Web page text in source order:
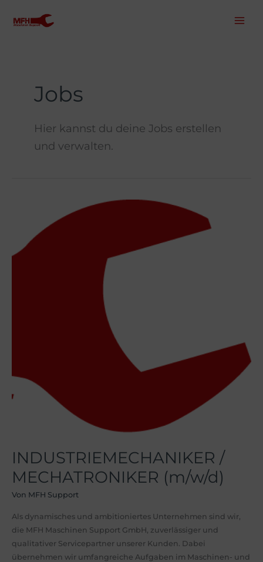
Inhalt
Jobs
Hier kannst du deine Jobs erstellen
und verwalten.
INDUSTRIEMECHANIKER /
MECHATRONIKER (m/w/d)
Von MFH Support
Als dynamisches und ambitioniertes Unternehmen sind wir,
die MFH Maschinen Support GmbH, zuverlässiger und
qualitativer Servicepartner unserer Kunden. Dabei
übernehmen wir umfangreiche Aufgaben im Maschinen- und
INDUSTRIEMECHANIKER
MECHATRONIKER
(m/w/d)